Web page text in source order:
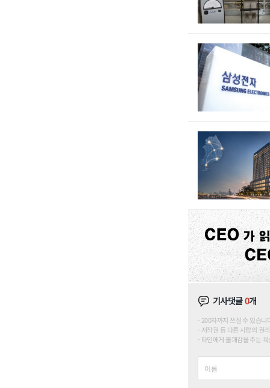
기사댓글0개
200자까지 쓰실 수 있습
저작권 등 다른 사람의 권
타인에게 불쾌감을 주는